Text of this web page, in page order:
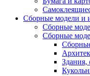
Сборные модели и
Сборные
Сборные
Здания,